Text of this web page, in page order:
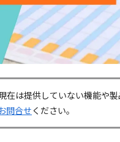
は提供していない機能や
問合せ ください。